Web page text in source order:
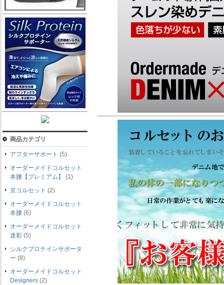
商品カテゴリ
アフターサポート (5)
オーダーメイドコルセット
本腰【プレミアム】
(1)
京コルセット (2)
オーダーメイドコルセット
本腰 (6)
オーダーメイドコルセット
迷彩 (5)
シルクプロテインサポータ
ー (8)
オーダーメイドコルセット
Designers (2)